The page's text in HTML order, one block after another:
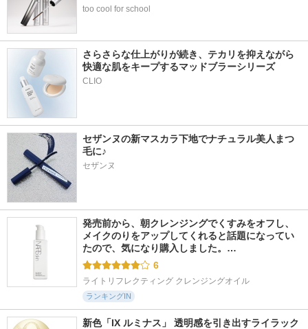
too cool for school
さらさらな仕上がりが続き、テカリを抑えながら
快適な肌をキープするマッドブラーシリーズ
セザンヌの新マスカラ下地でナチュラル美人まつ
毛に♪
セザンヌ
発売前から、朝クレンジングでくすみをオフし、
メイクのりをアップしてくれると話題になってい
たので、気になり購入しました。…
6
ライトリフレクティング クレンジングオイル
ランキングIN
新色「IX ルミナス」 透明感を引き出すライラック